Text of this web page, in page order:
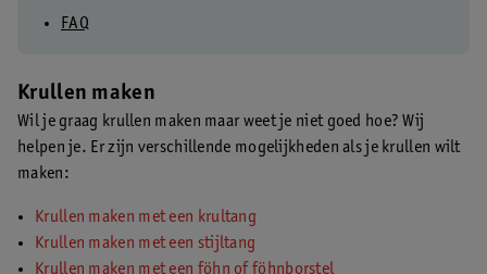
FAQ
Krullen maken
Wil je graag krullen maken maar weet je niet goed hoe? Wij
helpen je. Er zijn verschillende mogelijkheden als je krullen wilt
maken:
Krullen maken met een krultang
Krullen maken met een stijltang
Krullen maken met een föhn of föhnborstel